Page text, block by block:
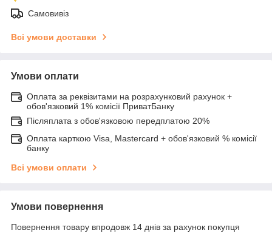
Самовивіз
Всі умови доставки
Умови оплати
Оплата за реквізитами на розрахунковий рахунок +
обов'язковий 1% комісії ПриватБанку
Післяплата з обов'язковою передплатою 20%
Оплата карткою Visa, Mastercard + обов'язковий % комісії
банку
Всі умови оплати
Умови повернення
Повернення товару впродовж 14 днів за рахунок покупця